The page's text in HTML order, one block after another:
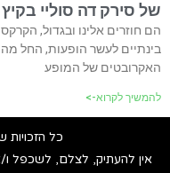
של סירק דה סוליי בקיץ
הם חוזרים אלינו ובגדול,
האקרובטים של המופע
להמשיך לקרוא->
כל הזכויות
אין להעתיק, לצלם, לשכפל